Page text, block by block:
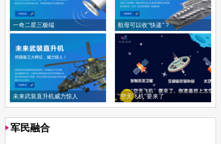
一奇二星三极端 航母可以收“快递”？
未来武装直升机威力惊人 “空天飞机”要来了
军民融合